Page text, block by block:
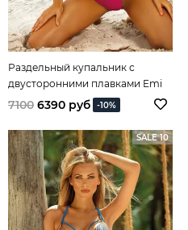
Раздельный купальник с
двусторонними плавками Emi
7100 6390 руб -10%
SALE 10